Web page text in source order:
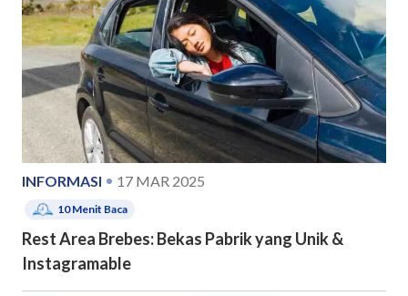
INFORMASI 17 MAR 2025
10Menit Baca
Rest Area Brebes: Bekas Pabrik yang Unik &
Instagramable